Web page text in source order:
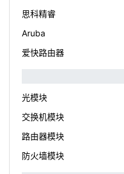
思科精睿
Aruba
爱快路由器
光模块
交换机模块
路由器模块
防火墙模块